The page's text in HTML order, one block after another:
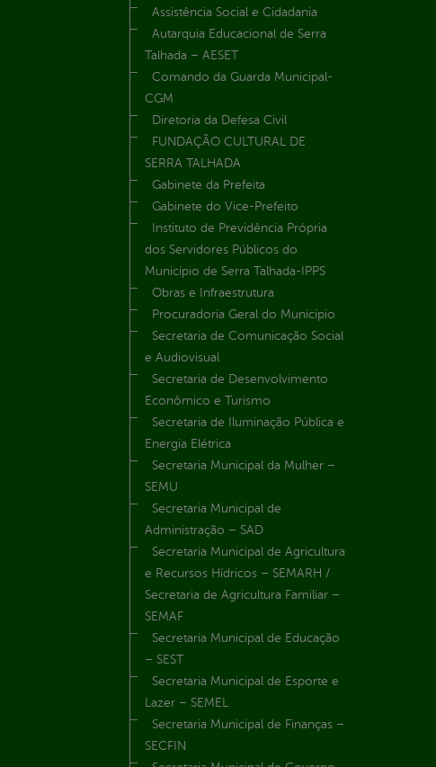
Assistência Social e Cidadania
Autarquia Educacional de Serra
Talhada – AESET
Comando da Guarda Municipal-
CGM
Diretoria da Defesa Civil
FUNDAÇÃO CULTURAL DE
SERRA TALHADA
Gabinete da Prefeita
Gabinete do Vice-Prefeito
Instituto de Previdência Própria
dos Servidores Públicos do
Município de Serra Talhada-IPPS
Obras e Infraestrutura
Procuradoria Geral do Município
Secretaria de Comunicação Social
e Audiovisual
Secretaria de Desenvolvimento
Econômico e Turismo
Secretaria de Iluminação Pública e
Energia Elétrica
Secretaria Municipal da Mulher –
SEMU
Secretaria Municipal de
Administração – SAD
Secretaria Municipal de Agricultura
e Recursos Hídricos – SEMARH /
Secretaria de Agricultura Familiar –
SEMAF
Secretaria Municipal de Educação
– SEST
Secretaria Municipal de Esporte e
Lazer – SEMEL
Secretaria Municipal de Finanças –
SECFIN